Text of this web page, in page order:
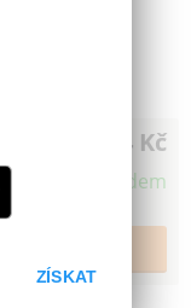
34 Kč
Skladem
ZÍSKAT